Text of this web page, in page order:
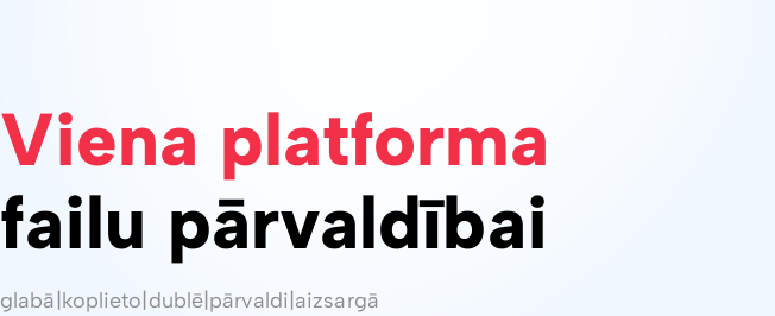
Viena platforma
failu pārvaldībai
glabā koplieto dublē pārvaldi aizsargā